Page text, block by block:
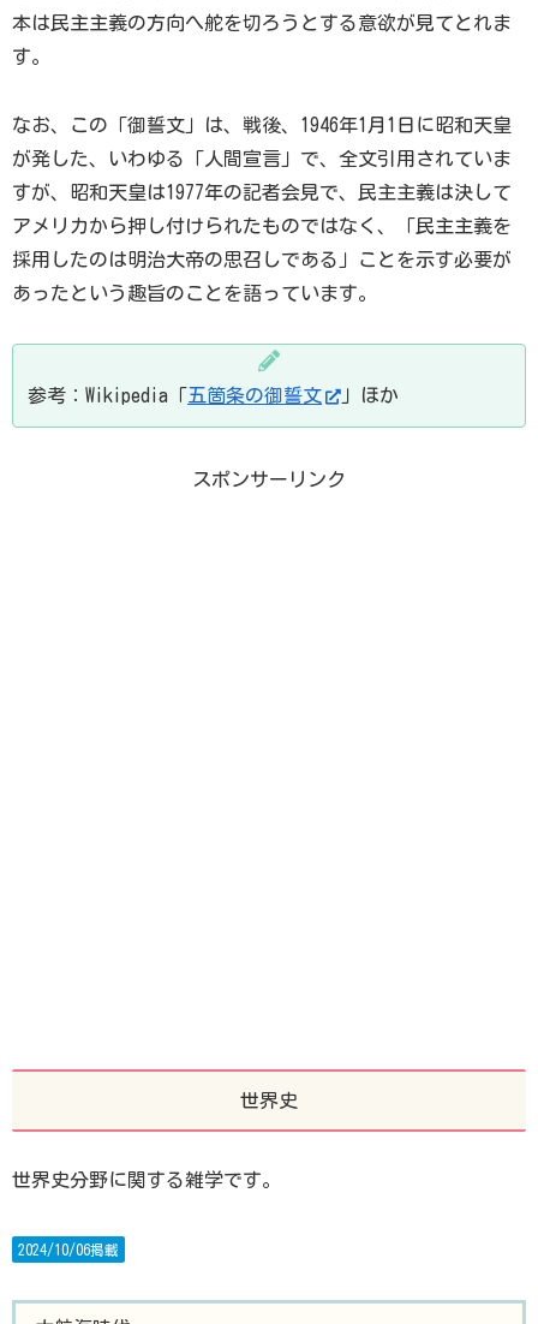
本は民主主義の方向へ舵を切ろうとする意欲が見てとれま
す。
なお、この「御誓文」は、戦後、1946年1月1日に昭和天皇
が発した、いわゆる「人間宣言」で、全文引用されていま
すが、昭和天皇は1977年の記者会見で、民主主義は決して
アメリカから押し付けられたものではなく、「民主主義を
採用したのは明治大帝の思召しである」ことを示す必要が
あったという趣旨のことを語っています。
参考：Wikipedia「五箇条の御誓文 」ほか
スポンサーリンク
世界史
世界史分野に関する雑学です。
2024/10/06掲載